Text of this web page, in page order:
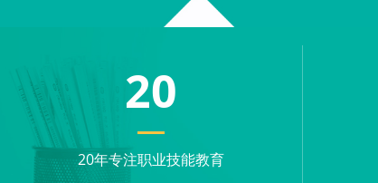
20
20年专注职业技能教育